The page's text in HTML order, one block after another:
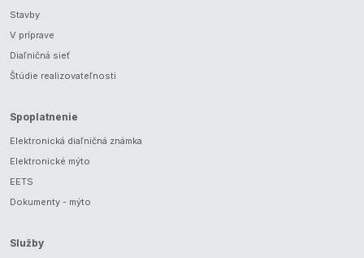
Stavby
V príprave
Diaľničná sieť
Štúdie realizovateľnosti
Spoplatnenie
Elektronická diaľničná známka
Elektronické mýto
EETS
Dokumenty - mýto
Služby